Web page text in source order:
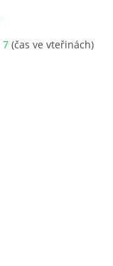
7 (čas ve vteřinách)